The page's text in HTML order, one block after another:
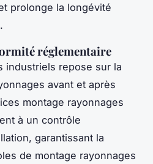
prolonge la longévité
réglementaire
industriels repose sur la
avant et après
montage rayonnages
à un contrôle
garantissant la
de montage rayonnages